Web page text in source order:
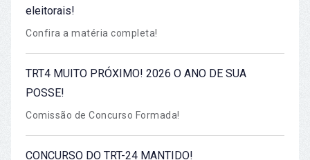
eleitorais!
Confira a matéria completa!
TRT4 MUITO PRÓXIMO! 2026 O ANO DE SUA
POSSE!
Comissão de Concurso Formada!
CONCURSO DO TRT-24 MANTIDO!